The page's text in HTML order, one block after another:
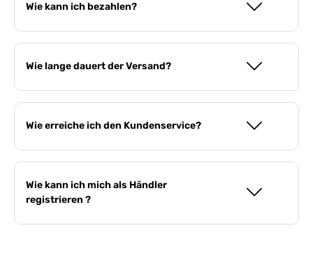
Wie kann ich bezahlen?
Wie lange dauert der Versand?
Wie erreiche ich den Kundenservice?
Wie kann ich mich als Händler
registrieren ?